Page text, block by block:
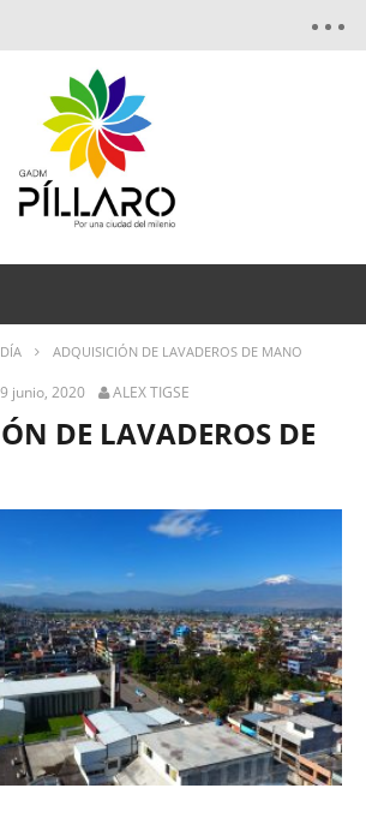
ADQUISICIÓN DE LAVADEROS DE MANO
9 junio, 2020 ALEX TIGSE
DE LAVADEROS DE